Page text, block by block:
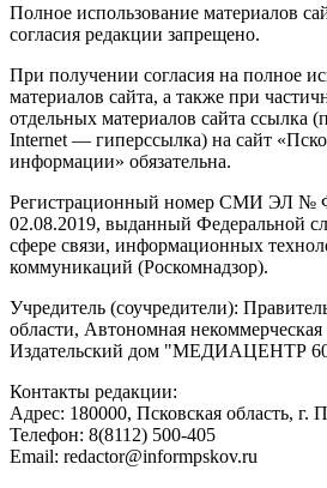
Полное использование материалов
согласия редакции запрещено.
При получении согласия на полное
материалов сайта, а также при
отдельных материалов сайта ссылка
Internet — гиперссылка) на сайт
информации» обязательна.
Регистрационный номер СМИ ЭЛ №
02.08.2019, выданный Федеральной
сфере связи, информационных
коммуникаций (Роскомнадзор).
Учредитель (соучредители):
области, Автономная некоммерческая
Издательский дом "МЕДИАЦЕНТР
Контакты редакции:
Адреc: 180000, Псковская область, г.
Телефон: 8(8112) 500-405
Email: redactor@informpskov.ru